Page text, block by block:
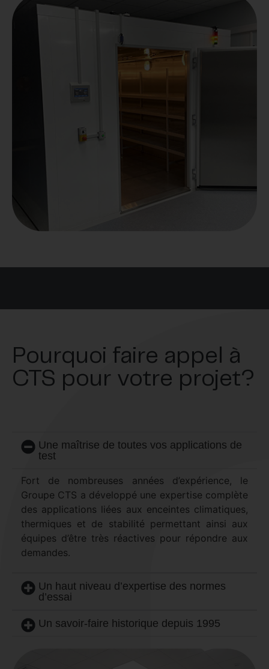
Pourquoi faire appel à
CTS pour votre projet?
Une maîtrise de toutes vos applications de
test
Fort de nombreuses années d’expérience, le
Groupe CTS a développé une expertise complète
des applications liées aux enceintes climatiques,
thermiques et de stabilité permettant ainsi aux
équipes d’être très réactives pour répondre aux
demandes.
Un haut niveau d’expertise des normes
d’essai
Un savoir-faire historique depuis 1995